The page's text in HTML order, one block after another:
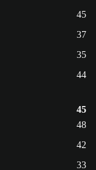
45
37
35
44
45
48
42
33